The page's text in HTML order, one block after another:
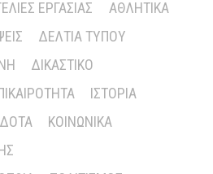
ΕΡΓΑΣΊΑΣ
ΑΘΛΗΤΙΚΆ
ΔΕΛΤΊΑ ΤΎΠΟΥ
ΔΙΚΑΣΤΙΚΌ
ΙΣΤΟΡΊΑ
ΚΟΙΝΩΝΙΚΆ